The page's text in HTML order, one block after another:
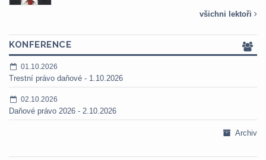
všichni lektoři
KONFERENCE
01.10.2026
Trestní právo daňové - 1.10.2026
02.10.2026
Daňové právo 2026 - 2.10.2026
Archiv